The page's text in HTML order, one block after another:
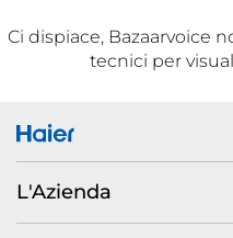
Ci dispiace, Bazaarvoice
tecnici per
L'Azienda